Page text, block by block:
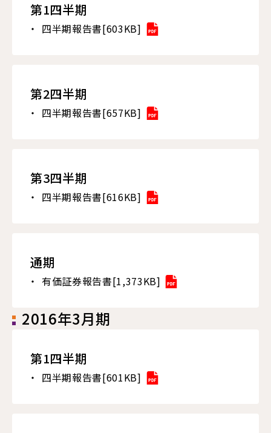
第1四半期
四半期報告書[603KB]
第2四半期
四半期報告書[657KB]
第3四半期
四半期報告書[616KB]
通期
有価証券報告書[1,373KB]
2016年3月期
第1四半期
四半期報告書[601KB]